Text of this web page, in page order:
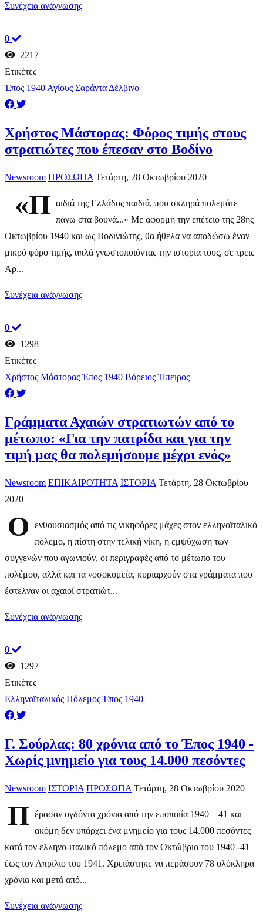
Συνέχεια ανάγνωσης
0
2217
Ετικέτες
Έπος 1940 Αγίους Σαράντα Δέλβινο
Χρήστος Μάστορας: Φόρος τιμής στους
στρατιώτες που έπεσαν στο Βοδίνο
Newsroom ΠΡΟΣΩΠΑ Τετάρτη, 28 Οκτωβρίου 2020
«Π αιδιά της Ελλάδος παιδιά, που σκληρά πολεμάτε
πάνω στα βουνά...» Με αφορμή την επέτειο της 28ης
Οκτωβρίου 1940 και ως Βοδινιώτης, θα ήθελα να αποδώσω έναν
μικρό φόρο τιμής, απλά γνωστοποιόντας την ιστορία τους, σε τρεις
Αρ...
Συνέχεια ανάγνωσης
0
1298
Ετικέτες
Χρήστος Μάστορας Έπος 1940 Βόρειος Ήπειρος
Γράμματα Αχαιών στρατιωτών από το
μέτωπο: «Για την πατρίδα και για την
τιμή μας θα πολεμήσουμε μέχρι ενός»
Newsroom ΕΠΙΚΑΙΡΟΤΗΤΑ ΙΣΤΟΡΙΑ Τετάρτη, 28 Οκτωβρίου
2020
Ο
ενθουσιασμός από τις νικηφόρες μάχες στον ελληνοϊταλικό
πόλεμο, η πίστη στην τελική νίκη, η εμψύχωση των
συγγενών που αγωνιούν, οι περιγραφές από το μέτωπο του
πολέμου, αλλά και τα νοσοκομεία, κυριαρχούν στα γράμματα που
έστελναν οι αχαιοί στρατιώτ...
Συνέχεια ανάγνωσης
0
1297
Ετικέτες
Ελληνοϊταλικός Πόλεμος Έπος 1940
Γ. Σούρλας: 80 χρόνια από το Έπος 1940 -
Χωρίς μνημείο για τους 14.000 πεσόντες
Newsroom ΙΣΤΟΡΙΑ ΠΡΟΣΩΠΑ Τετάρτη, 28 Οκτωβρίου 2020
Π έρασαν ογδόντα χρόνια από την εποποιία 1940 – 41 και
ακόμη δεν υπάρχει ένα μνημείο για τους 14.000 πεσόντες
κατά τον ελληνο-ιταλικό πόλεμο από τον Οκτώβριο του 1940 -41
έως τον Απρίλιο του 1941. Χρειάστηκε να περάσουν 78 ολόκληρα
χρόνια και μετά από...
Συνέχεια ανάγνωσης